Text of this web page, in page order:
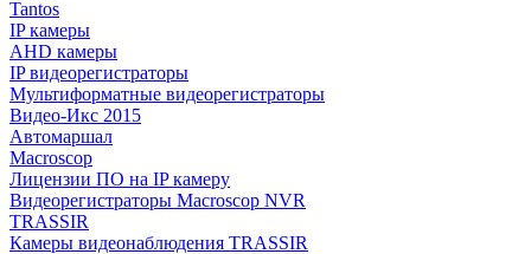
Tantos
IP камеры
AHD камеры
IP видеорегистраторы
Мультиформатные видеорегистраторы
Видео-Икс 2015
Автомаршал
Macroscop
Лицензии ПО на IP камеру
Видеорегистраторы Macroscop NVR
TRASSIR
Камеры видеонаблюдения TRASSIR